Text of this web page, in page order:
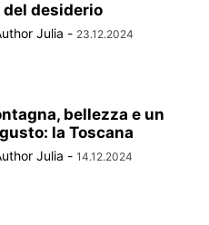
del desiderio
Julia - 23.12.2024
bellezza e un
la Toscana
Julia - 14.12.2024